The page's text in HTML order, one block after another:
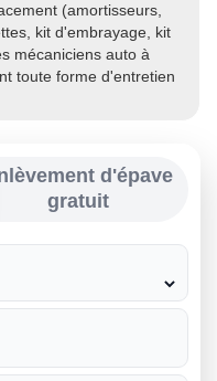
(amortisseurs,
kit d'embrayage, kit
mécaniciens auto à
toute forme d'entretien
d'épave
gratuit